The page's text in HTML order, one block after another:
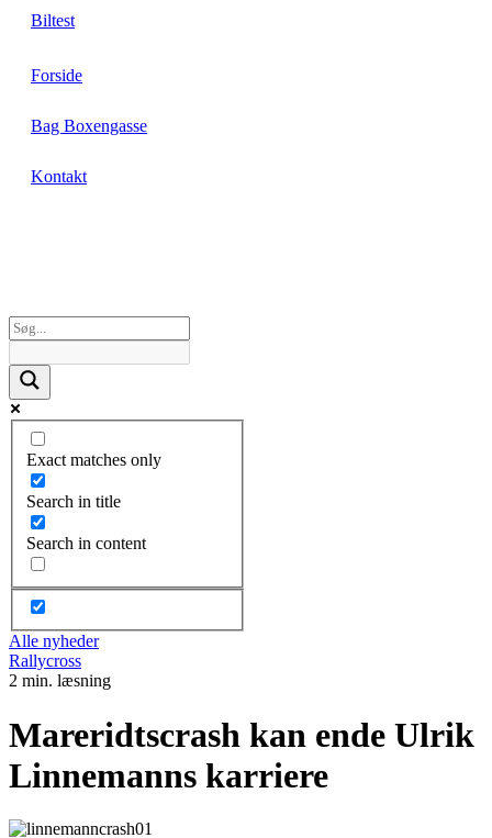
Biltest
Forside
Bag Boxengasse
Kontakt
Exact matches only
Search in title
Search in content
Alle nyheder
Rallycross
2 min. læsning
Mareridtscrash kan ende Ulrik
Linnemanns karriere